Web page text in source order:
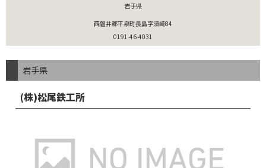
岩手県
西磐井郡平泉町長島字須崎84
0191-46-4031
岩手県
(株)松尾鉄工所